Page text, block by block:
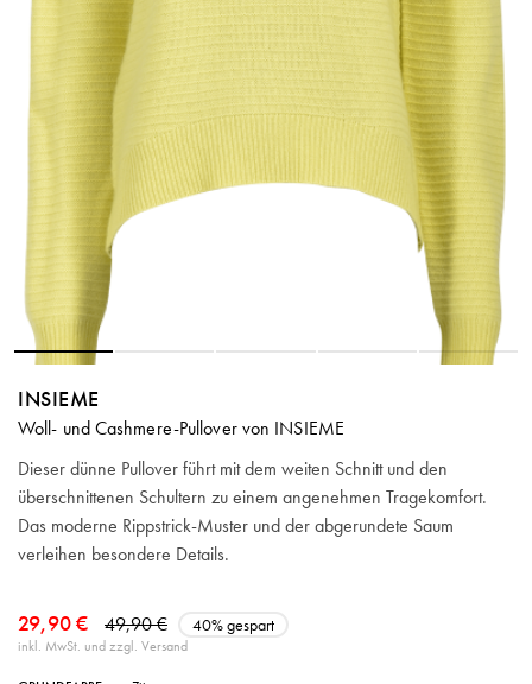
INSIEME
Woll- und Cashmere-Pullover von INSIEME
Dieser dünne Pullover führt mit dem weiten Schnitt und den
überschnittenen Schultern zu einem angenehmen Tragekomfort.
Das moderne Rippstrick-Muster und der abgerundete Saum
verleihen besondere Details.
29,90 € 49,90 € 40% gespart
inkl. MwSt. und zzgl. Versand